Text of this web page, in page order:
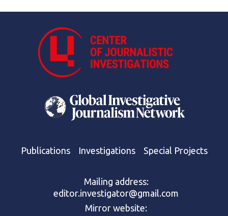
Publications Investigations Special Projects
Mailing address:
editor.investigator@gmail.com
Mirror website: